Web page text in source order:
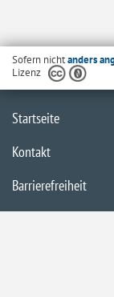
Sofern nichtanders
Lizenz
Startseite
Kontakt
Barrierefreiheit